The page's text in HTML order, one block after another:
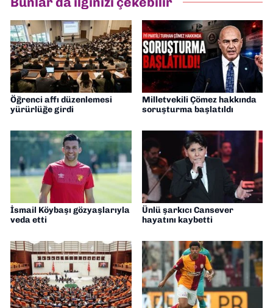
Gazetesi'nde editörlük yapıyorum
Öğrenci affı düzenlemesi
yürürlüğe girdi
Milletvekili Çömez hakkında
soruşturma başlatıldı
İsmail Köybaşı gözyaşlarıyla
veda etti
Ünlü şarkıcı Cansever
hayatını kaybetti